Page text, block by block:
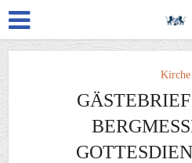
Kirche